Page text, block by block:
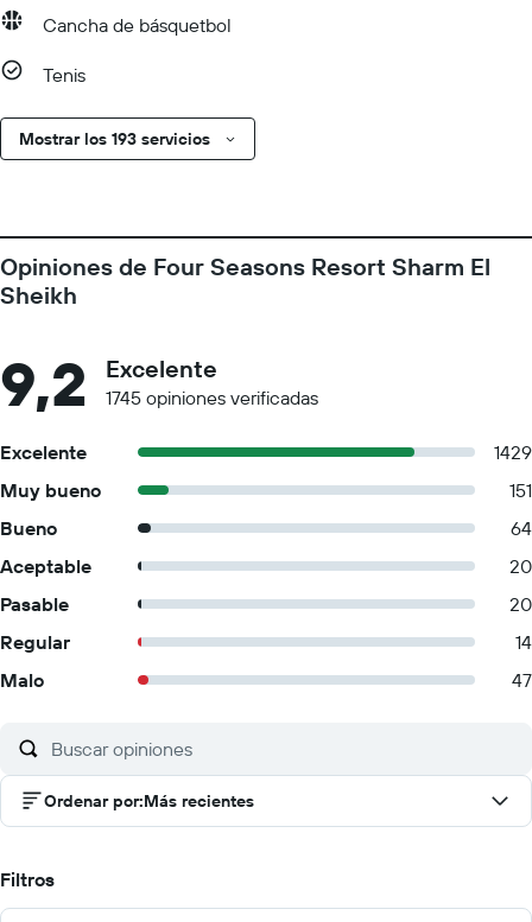
Cancha de básquetbol
Tenis
Mostrar los 193 servicios
Opiniones de Four Seasons Resort Sharm El
Sheikh
9,2 Excelente
1745 opiniones verificadas
Excelente
1429
Muy bueno
151
Bueno
64
Aceptable
20
Pasable
20
Regular
14
Malo
47
Ordenar por:Más recientes
Filtros